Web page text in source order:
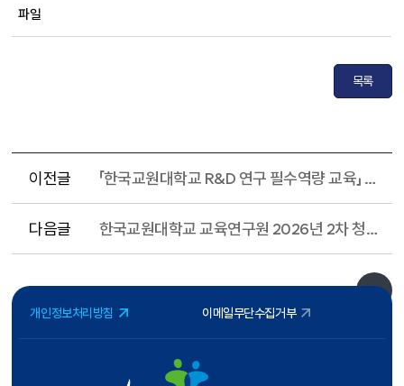
파일
목록
이전글 「한국교원대학교 R&D 연구 필수역량 교육」 개최 및 신청 안내
다음글 한국교원대학교 교육연구원 2026년 2차 청람연구포럼 운영 안내
개인정보처리방침 이메일무단수집거부